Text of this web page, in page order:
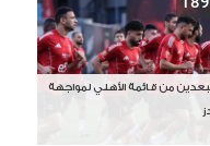
من قائمة الأهلي لمواجهة